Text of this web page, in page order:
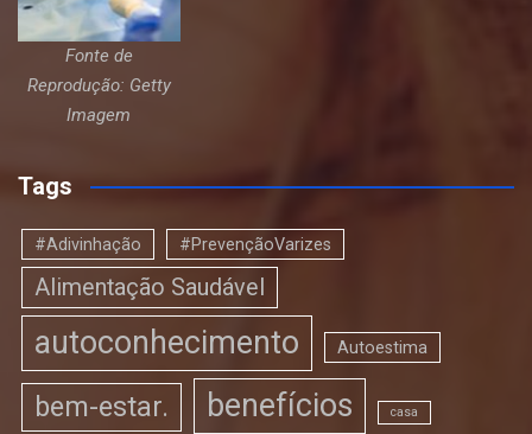
Fonte de
Reprodução: Getty
Imagem
Tags
#Adivinhação #PrevençãoVarizes
Alimentação Saudável
autoconhecimento Autoestima
bem-estar. benefícios casa